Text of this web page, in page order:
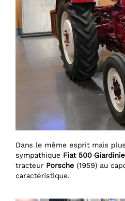
Dans le même esprit mais
sympathique Fiat 500
tracteur Porsche (1959) au
caractéristique.